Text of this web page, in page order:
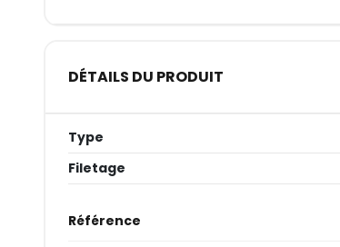
DÉTAILS DU PRODUIT
Type
Filetage
Référence